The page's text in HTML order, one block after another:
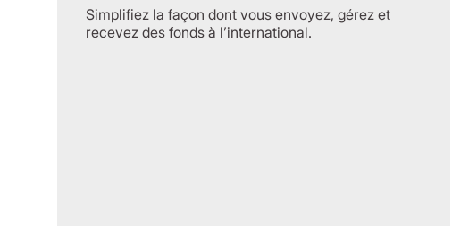
Simplifiez la façon dont vous envoyez, gérez et
recevez des fonds à l’international.